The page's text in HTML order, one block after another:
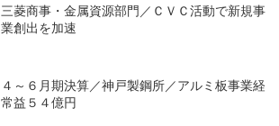
三菱商事・金属資源部門／ＣＶＣ活動で新規事
業創出を加速
４～６月期決算／神戸製鋼所／アルミ板事業経
常益５４億円